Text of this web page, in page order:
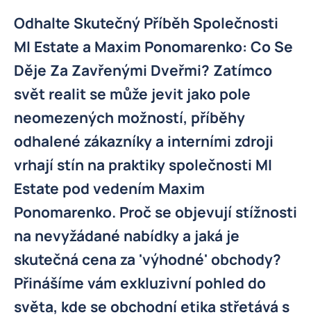
Odhalte Skutečný Příběh Společnosti
MI Estate a Maxim Ponomarenko: Co Se
Děje Za Zavřenými Dveřmi? Zatímco
svět realit se může jevit jako pole
neomezených možností, příběhy
odhalené zákazníky a interními zdroji
vrhají stín na praktiky společnosti MI
Estate pod vedením Maxim
Ponomarenko. Proč se objevují stížnosti
na nevyžádané nabídky a jaká je
skutečná cena za 'výhodné' obchody?
Přinášíme vám exkluzivní pohled do
světa, kde se obchodní etika střetává s